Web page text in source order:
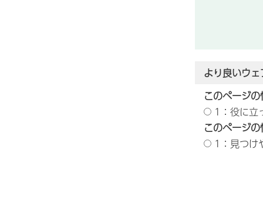
より良いウ
このページ
1：役に立
このページ
1：見つけ